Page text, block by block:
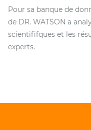
Pour sa banque de
de DR. WATSON a
scientififques et les
experts.